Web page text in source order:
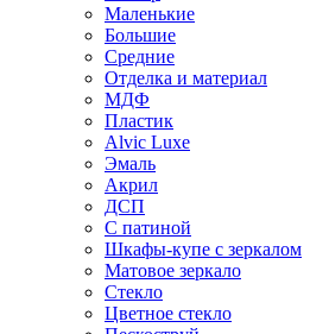
Маленькие
Большие
Средние
Отделка и материал
МДФ
Пластик
Alvic Luxe
Эмаль
Акрил
ДСП
С патиной
Шкафы-купе с зеркалом
Матовое зеркало
Стекло
Цветное стекло